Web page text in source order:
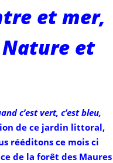
et mer,
et
c’est vert, c’est bleu,
de ce jardin littoral,
rééditons ce mois ci
de la forêt des Maures